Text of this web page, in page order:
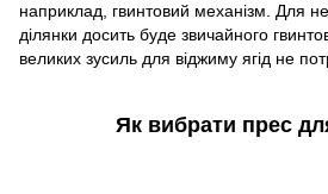
наприклад, гвинтовий механізм. Для
ділянки досить буде звичайного
великих зусиль для віджиму ягід не
Як вибрати прес